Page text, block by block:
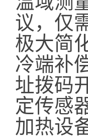
议，仅
极大简
冷端补
址拨码
定传感
加热设